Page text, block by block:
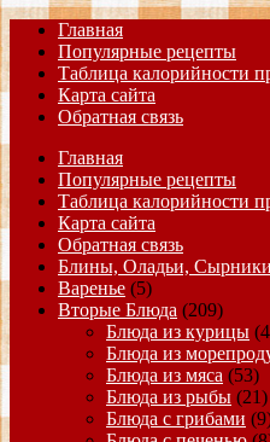
Главная
Популярные рецепты
Таблица калорийности
Карта сайта
Обратная связь
Главная
Популярные рецепты
Таблица калорийности
Карта сайта
Обратная связь
Блины, Оладьи, Сырники
Варенье (5)
Вторые Блюда (209)
Блюда из курицы
Блюда из
Блюда из мяса (53)
Блюда из рыбы (21)
Блюда с грибами